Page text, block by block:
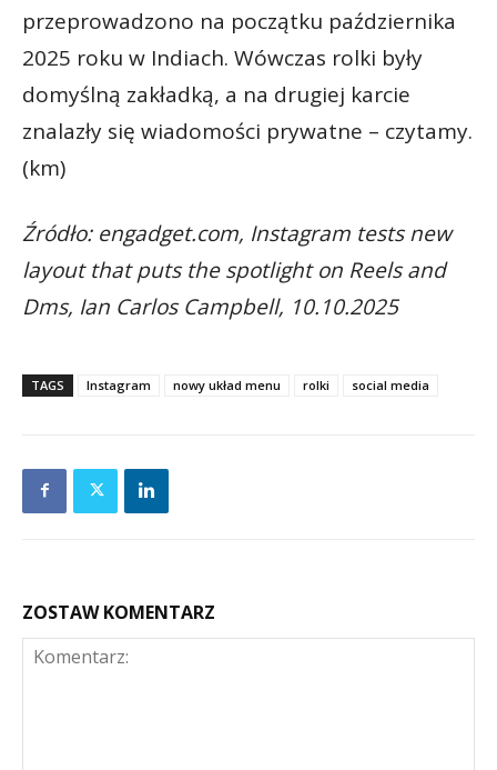
przeprowadzono na początku października
2025 roku w Indiach. Wówczas rolki były
domyślną zakładką, a na drugiej karcie
znalazły się wiadomości prywatne – czytamy.
(km)
Źródło: engadget.com, Instagram tests new
layout that puts the spotlight on Reels and
Dms, Ian Carlos Campbell, 10.10.2025
TAGS Instagram nowy układ menu rolki social media
ZOSTAW KOMENTARZ